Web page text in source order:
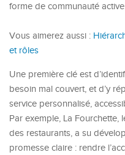
forme de communauté
Vous aimerez aussi :
et rôles
Une première clé est
besoin mal couvert, et d’y
service personnalisé,
Par exemple, La
des restaurants, a su
promesse claire : rendre